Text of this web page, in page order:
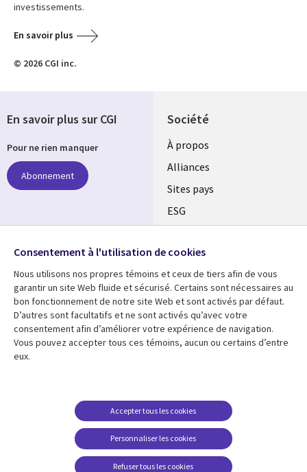
investissements.
En savoir plus
© 2026 CGI inc.
Société
À propos
Alliances
Sites pays
ESG
Fusions
Salle de presse
Ressources
Articles
Études de cas
Baladodiffusions
Support
Restrictions et
conditions juridiques
Carrières FAQ
Centre de gestion des
En savoir plus sur CGI
Pour ne rien manquer
Abonnement
Suivez-nous
Social
Media
Global
FR
Consentement à l'utilisation de cookies
Nous utilisons nos propres témoins et ceux de tiers afin de vous
garantir un site Web fluide et sécurisé. Certains sont nécessaires au
bon fonctionnement de notre site Web et sont activés par défaut.
D’autres sont facultatifs et ne sont activés qu’avec votre
consentement afin d’améliorer votre expérience de navigation.
Vous pouvez accepter tous ces témoins, aucun ou certains d’entre
eux.
Personnaliser les cookies
Accepter tous les cookies
Refuser tous les cookies